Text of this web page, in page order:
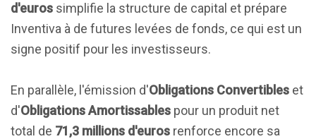
d'euros simplifie la structure de capital et prépare
Inventiva à de futures levées de fonds, ce qui est un
signe positif pour les investisseurs.
En parallèle, l'émission d'Obligations Convertibles et
d'Obligations Amortissables pour un produit net
total de 71,3 millions d'euros renforce encore sa